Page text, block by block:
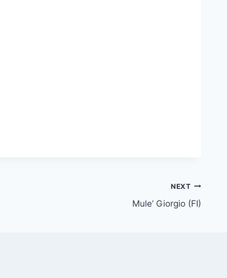
NEXT
Mule’ Giorgio (FI)